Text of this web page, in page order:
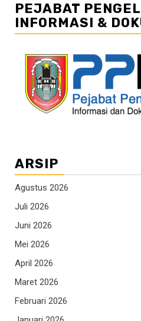
PEJABAT
INFORMASI &
ARSIP
Agustus 2026
Juli 2026
Juni 2026
Mei 2026
April 2026
Maret 2026
Februari 2026